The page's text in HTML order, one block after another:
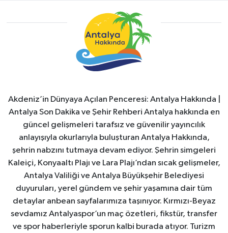
Akdeniz’in Dünyaya Açılan Penceresi: Antalya Hakkında |
Antalya Son Dakika ve Şehir Rehberi Antalya hakkında en
güncel gelişmeleri tarafsız ve güvenilir yayıncılık
anlayışıyla okurlarıyla buluşturan Antalya Hakkında,
şehrin nabzını tutmaya devam ediyor. Şehrin simgeleri
Kaleiçi, Konyaaltı Plajı ve Lara Plajı’ndan sıcak gelişmeler,
Antalya Valiliği ve Antalya Büyükşehir Belediyesi
duyuruları, yerel gündem ve şehir yaşamına dair tüm
detaylar anbean sayfalarımıza taşınıyor. Kırmızı-Beyaz
sevdamız Antalyaspor’un maç özetleri, fikstür, transfer
ve spor haberleriyle sporun kalbi burada atıyor. Turizm